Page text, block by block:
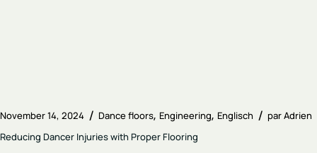
November 14, 2024 Dance floors Engineering Englisch parAdrien
Reducing Dancer Injuries with Proper Flooring